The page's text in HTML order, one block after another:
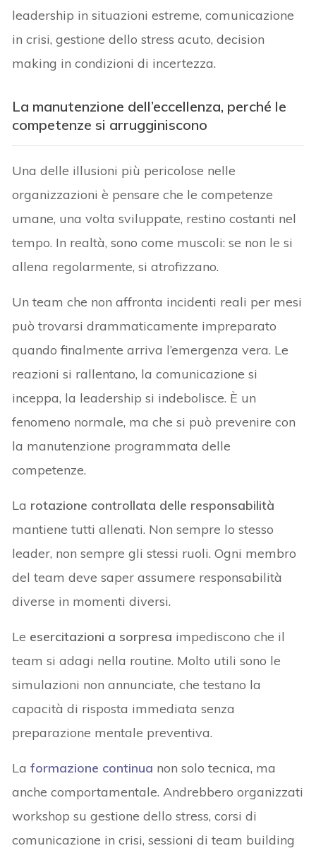
leadership in situazioni estreme, comunicazione
in crisi, gestione dello stress acuto, decision
making in condizioni di incertezza.
La manutenzione dell’eccellenza, perché le
competenze si arrugginiscono
Una delle illusioni più pericolose nelle
organizzazioni è pensare che le competenze
umane, una volta sviluppate, restino costanti nel
tempo. In realtà, sono come muscoli: se non le si
allena regolarmente, si atrofizzano.
Un team che non affronta incidenti reali per mesi
può trovarsi drammaticamente impreparato
quando finalmente arriva l’emergenza vera. Le
reazioni si rallentano, la comunicazione si
inceppa, la leadership si indebolisce. È un
fenomeno normale, ma che si può prevenire con
la manutenzione programmata delle
competenze.
La rotazione controllata delle responsabilità
mantiene tutti allenati. Non sempre lo stesso
leader, non sempre gli stessi ruoli. Ogni membro
del team deve saper assumere responsabilità
diverse in momenti diversi.
Le esercitazioni a sorpresa impediscono che il
team si adagi nella routine. Molto utili sono le
simulazioni non annunciate, che testano la
capacità di risposta immediata senza
preparazione mentale preventiva.
La formazione continua non solo tecnica, ma
anche comportamentale. Andrebbero organizzati
workshop su gestione dello stress, corsi di
comunicazione in crisi, sessioni di team building